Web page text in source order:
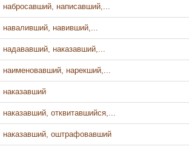
набросавший, написавший,...
наваливший, навивший,...
надававший, наказавший,...
наименовавший, нарекший,...
наказавший
наказавший, отквитавшийся,...
наказавший, оштрафовавший